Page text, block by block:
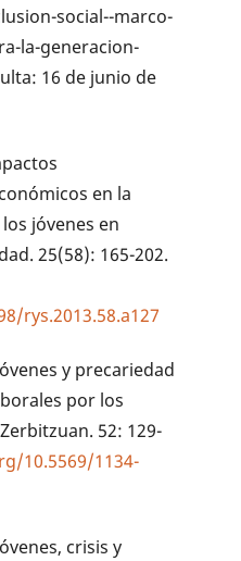
social--marco-
la-generacion-
16 de junio de
en la
jóvenes en
25(58): 165-202.
rys.2013.58.a127
y precariedad
por los
52: 129-
10.5569/1134-
crisis y